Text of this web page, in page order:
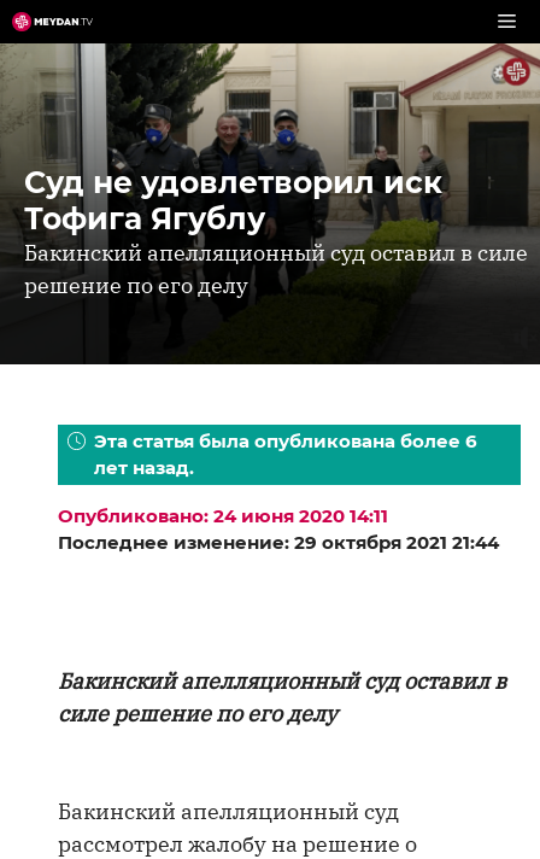
Перейти
к
содержимому
Суд не удовлетворил иск
Тофига Ягублу
Бакинский апелляционный суд оставил в силе
решение по его делу
Эта статья была опубликована более 6
лет назад.
Опубликовано: 24 июня 2020 14:11
Последнее изменение: 29 октября 2021 21:44
Бакинский апелляционный суд оставил в
силе решение по его делу
Бакинский апелляционный суд
рассмотрел жалобу на решение о